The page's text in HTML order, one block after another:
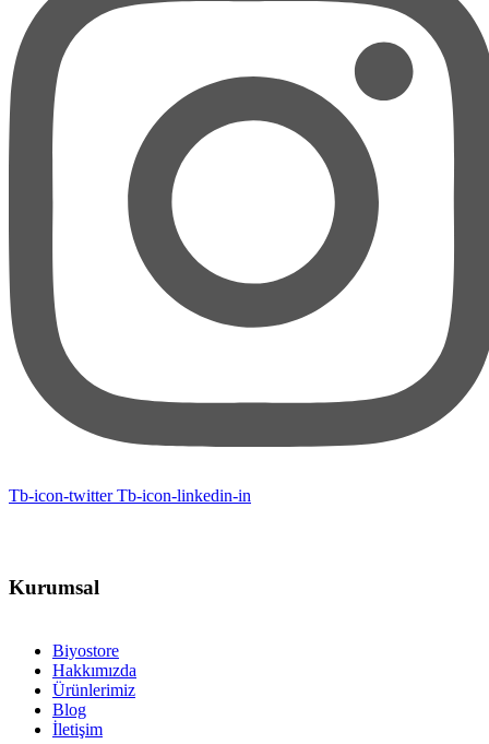
Tb-icon-twitter Tb-icon-linkedin-in
Kurumsal
Biyostore
Hakkımızda
Ürünlerimiz
Blog
İletişim